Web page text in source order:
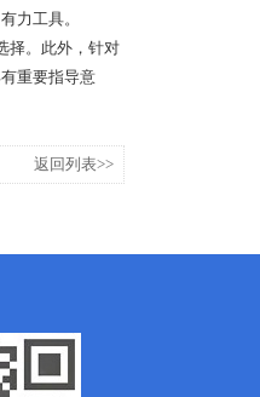
力工具。
择。此外，针对
重要指导意
返回列表>>